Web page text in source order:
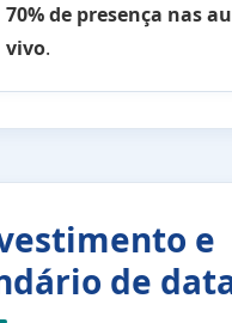
70% de presença nas
vivo.
e
de